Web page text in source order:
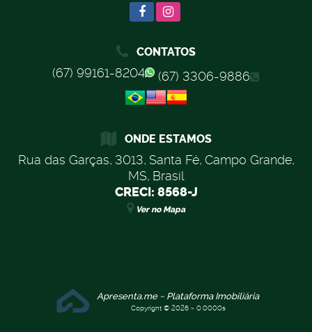
CONTATOS
(67) 99161-8204 (67) 3306-9886
ONDE ESTAMOS
Rua das Garças, 3013, Santa Fé, Campo Grande,
MS, Brasil
CRECI: 8568-J
Ver no Mapa
Apresenta.me ~ Plataforma Imobiliária
Copyright © 2026 ~ 0.0000s